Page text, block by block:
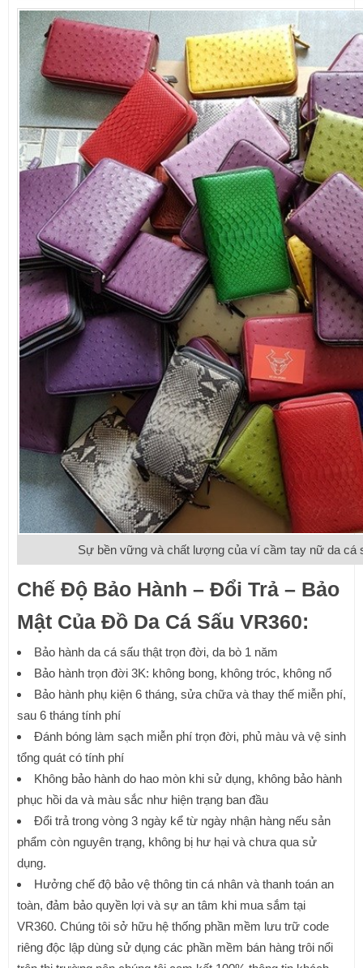
Sự bền vững và chất lượng của ví cầm tay nữ da cá
Chế Độ Bảo Hành – Đổi Trả – Bảo
Mật Của Đồ Da Cá Sấu VR360:
Bảo hành da cá sấu thật trọn đời, da bò 1 năm
Bảo hành trọn đời 3K: không bong, không tróc, không nổ
Bảo hành phụ kiện 6 tháng, sửa chữa và thay thế miễn phí,
sau 6 tháng tính phí
Đánh bóng làm sạch miễn phí trọn đời, phủ màu và vệ sinh
tổng quát có tính phí
Không bảo hành do hao mòn khi sử dụng, không bảo hành
phục hồi da và màu sắc như hiện trạng ban đầu
Đổi trả trong vòng 3 ngày kể từ ngày nhận hàng nếu sản
phẩm còn nguyên trạng, không bị hư hại và chưa qua sử
dụng.
Hưởng chế độ bảo vệ thông tin cá nhân và thanh toán an
toàn, đảm bảo quyền lợi và sự an tâm khi mua sắm tại
VR360. Chúng tôi sở hữu hệ thống phần mềm lưu trữ code
riêng độc lập dùng sử dụng các phần mềm bán hàng trôi nổi